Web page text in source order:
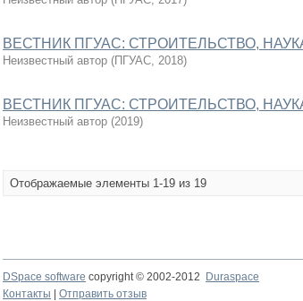
ВЕСТНИК ПГУАС: СТРОИТЕЛЬСТВО,
Неизвестный автор (ПГУАС, 2018)
ВЕСТНИК ПГУАС: СТРОИТЕЛЬСТВО,
Неизвестный автор (2019)
Отображаемые элементы 1-19 из 19
DSpace software copyright © 2002-2012 Duraspace
Контакты
Отправить отзыв